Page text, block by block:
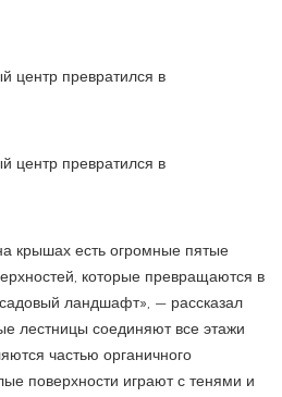
крышах есть огромные пятые
которые превращаются в
ландшафт», — рассказал
лестницы соединяют все этажи
частью органичного
поверхности играют с тенями и